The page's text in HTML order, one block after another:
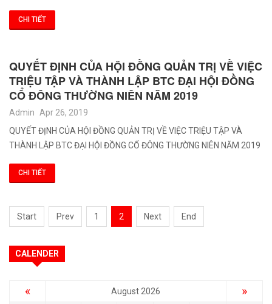
CHI TIẾT
QUYẾT ĐỊNH CỦA HỘI ĐỒNG QUẢN TRỊ VỀ VIỆC
TRIỆU TẬP VÀ THÀNH LẬP BTC ĐẠI HỘI ĐỒNG
CỔ ĐÔNG THƯỜNG NIÊN NĂM 2019
Admin
Apr 26, 2019
QUYẾT ĐỊNH CỦA HỘI ĐỒNG QUẢN TRỊ VỀ VIỆC TRIỆU TẬP VÀ
THÀNH LẬP BTC ĐẠI HỘI ĐỒNG CỔ ĐÔNG THƯỜNG NIÊN NĂM 2019
CHI TIẾT
Start Prev 1 2 Next End
CALENDER
« August 2026 »